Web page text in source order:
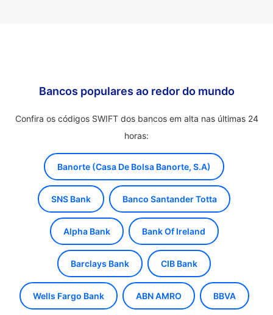
Bancos populares ao redor do mundo
Confira os códigos SWIFT dos bancos em alta nas últimas 24
horas:
Banorte (Casa De Bolsa Banorte, S.A)
SNS Bank Banco Santander Totta
Alpha Bank Bank Of Ireland
Barclays Bank CIB Bank
Wells Fargo Bank ABN AMRO BBVA